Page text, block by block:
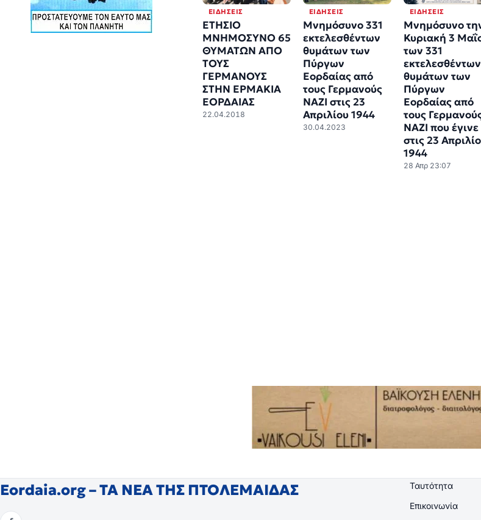
ΕΙΔΉΣΕΙΣ
ΕΤΗΣΙΟ
ΜΝΗΜΟΣΥΝΟ 65
ΘΥΜΑΤΩΝ ΑΠΟ
ΤΟΥΣ
ΓΕΡΜΑΝΟΥΣ
ΣΤΗΝ ΕΡΜΑΚΙΑ
ΕΟΡΔΑΙΑΣ
22.04.2018
ΕΙΔΉΣΕΙΣ
Μνημόσυνο 331
εκτελεσθέντων
θυμάτων των
Πύργων
Εορδαίας από
τους Γερμανούς
ΝΑΖΙ στις 23
Απριλίου 1944
30.04.2023
ΕΙΔΉΣΕΙΣ
Μνημόσυνο
Κυριακή 3
των 331
εκτελεσθέντων
θυμάτων των
Πύργων
Εορδαίας από
τους
ΝΑΖΙ που έγινε
στις 23
1944
28 Απρ 23:07
Eordaia.org – ΤΑ ΝΕΑ ΤΗΣ ΠΤΟΛΕΜΑΙΔΑΣ
Ταυτότητα
Επικοινωνία